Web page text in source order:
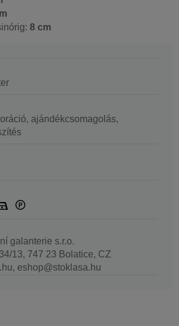
8 cm
ajándékcsomagolás,
galanterie s.r.o.
13, 747 23 Bolatice, CZ
eshop@stoklasa.hu